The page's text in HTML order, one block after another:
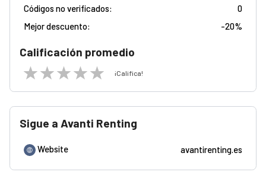
Códigos no verificados:
0
Mejor descuento:
-20%
Calificación promedio
¡Califica!
Sigue a Avanti Renting
Website avantirenting.es